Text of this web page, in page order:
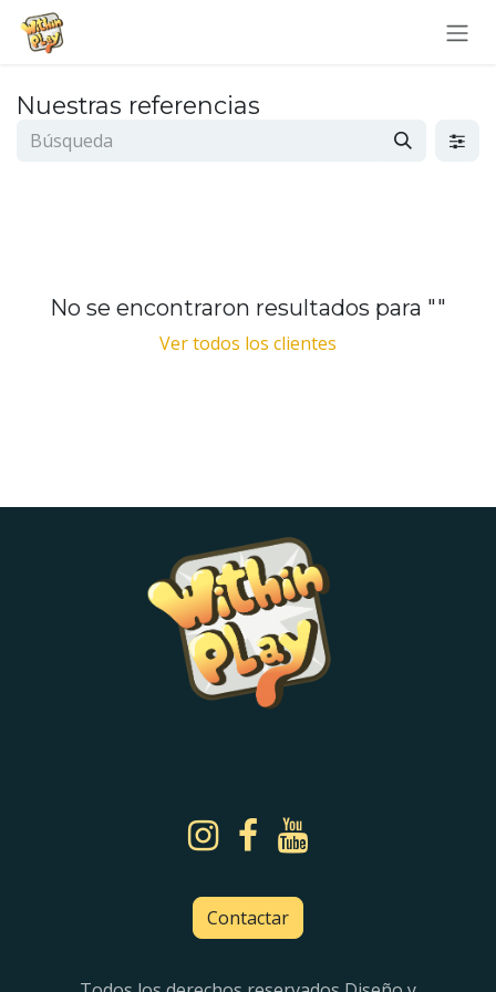
Ir al contenido
Nuestras referencias
No se encontraron resultados para ""
Ver todos los clientes
Contactar